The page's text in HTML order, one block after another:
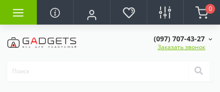
0
(097) 707-43-27
Заказать звонок